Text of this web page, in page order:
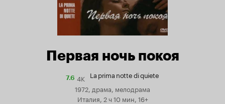
Первая ночь покоя
7.6Рейтинг
Кинопоиска
4K La prima notte di quiete
1972, драма, мелодрама
Италия, 2 ч 10 мин, 16+